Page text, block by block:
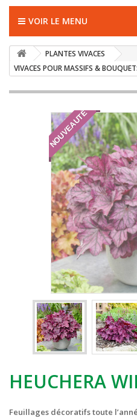
VOIR LE MENU
PLANTES VIVACES
VIVACES POUR MASSIFS &
NOUVEAUTÉ
HEUCHERA
Feuillages décoratifs toute